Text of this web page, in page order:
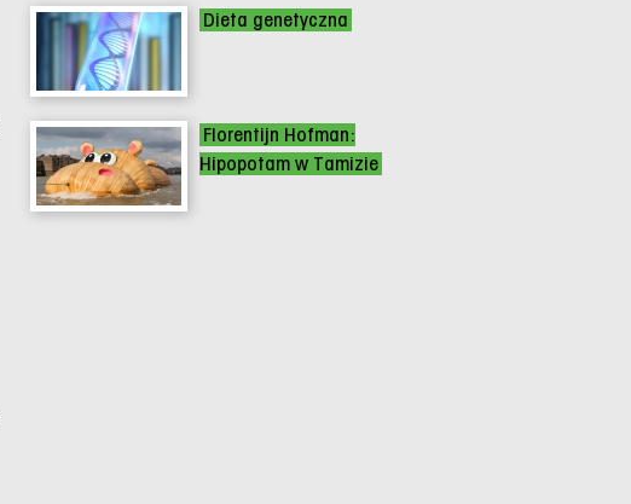
Dieta genetyczna
Florentijn Hofman:
Hipopotam w Tamizie